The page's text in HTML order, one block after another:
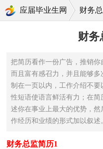
应届毕业生网 财务
财务
把简历看作一份广告，推销
而且富有感召力，并且能够
制在一页以内，工作介绍不
性短语使语言鲜活有力；在
述你在事业上最大的优势，
作经历和业绩的形式加以叙述
财务总监简历1